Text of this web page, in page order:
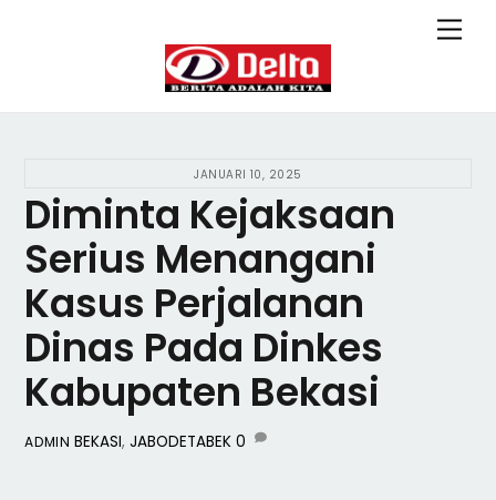
JANUARI 10, 2025
Diminta Kejaksaan
Serius Menangani
Kasus Perjalanan
Dinas Pada Dinkes
Kabupaten Bekasi
ADMIN BEKASI,JABODETABEK 0
To
Top